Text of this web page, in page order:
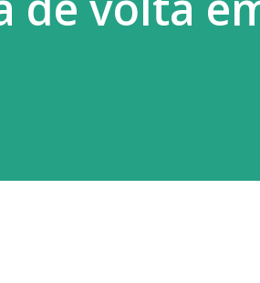
quartas de final da
título, em 201...